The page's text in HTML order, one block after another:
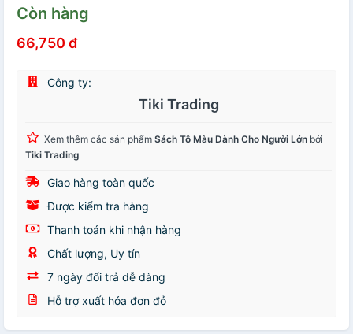
Còn hàng
66,750 đ
Công ty:
Tiki Trading
Xem thêm các sản phẩm Sách Tô Màu Dành Cho Người Lớn bởi
Tiki Trading
Giao hàng toàn quốc
Được kiểm tra hàng
Thanh toán khi nhận hàng
Chất lượng, Uy tín
7 ngày đổi trả dễ dàng
Hỗ trợ xuất hóa đơn đỏ